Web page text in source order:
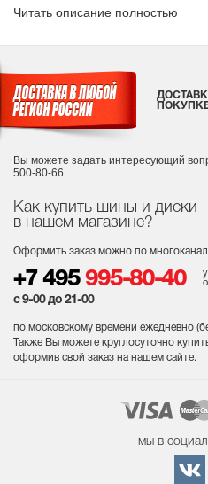
Читать описание полностью
Как купить шины и диски
в нашем магазине?
Оформить заказ можно по
+7 495 995-80-40
с 9-00 до 21-00
по московскому времени ежедневно
Также Вы можете круглосуточно
оформив свой заказ на нашем сайте.
Вы можете задать интересующий
500-80-66.
мы в